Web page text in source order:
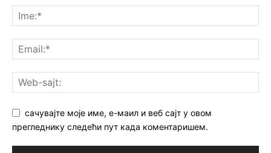
сачувајте моје име, е-маил и веб сајт у овом
прегледнику следећи пут када коментаришем.